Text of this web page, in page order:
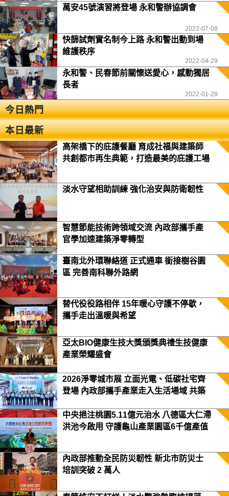
萬安45號演習將登場 永和警辦協調會
2022-07-08
快篩試劑實名制今上路 永和警出動到場
維護秩序
2022-04-29
永和警、民春節前關懷送愛心，感動獨居
長者
2022-01-28
今日熱門
本日最新
高架橋下的庇護餐廳 育成社福與建築師
共創都市再生典範，打造最美的庇護工場
淡水守望相助訓練 強化治安與防衛韌性
智慧節能技術跨領域交流 內政部攜手產
官學加速建築淨零轉型
臺南北外環聯絡道 正式通車 銜接樹谷園
區 完善南科聯外路網
替代役役路相伴 15年暖心守護不停歇，
攜手走出溫暖與希望
亞太BIO健康生技大獎頒獎典禮生技健康
產業榮耀盛會
2026淨零城市展 立面光電、低碳社宅齊
登場 內政部攜手產業走入生活場域 共築
中央挹注桃園5.11億元治水 八德區大仁滯
洪池今啟用 守護龜山產業園區6千億產值
內政部推動全民防災韌性 新北市防災士
培訓突破 2 萬人